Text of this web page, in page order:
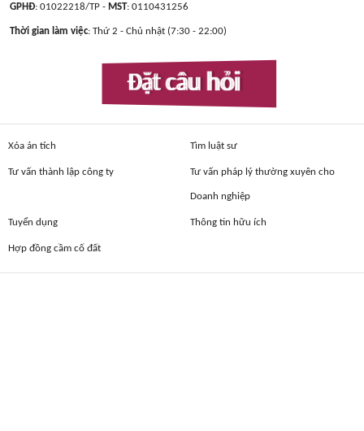
GPHĐ: 01022218/TP - MST: 0110431256
Thời gian làm việc: Thứ 2 - Chủ nhật (7:30 - 22:00)
Đặt câu hỏi
Xóa án tích Tìm luật sư
Tư vấn thành lập công ty Tư vấn pháp lý thường xuyên cho
Doanh nghiệp
Tuyển dụng Thông tin hữu ích
Hợp đồng cầm cố đất